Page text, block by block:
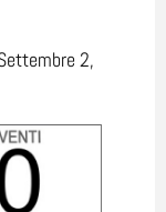
2,